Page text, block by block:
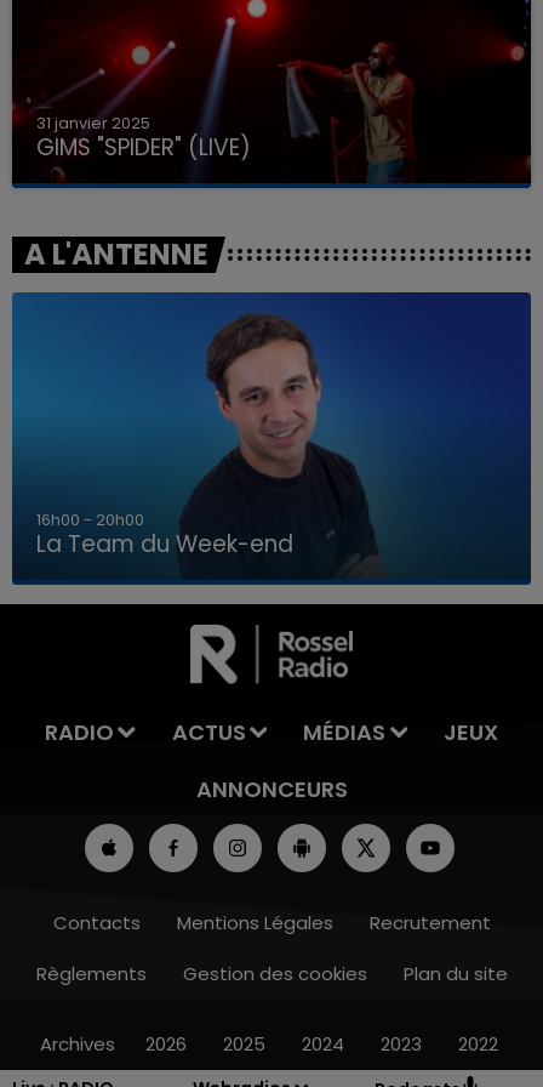
LA TEAM DU WEEK-END
31 janvier 2025
GIMS "SPIDER" (LIVE)
A L'ANTENNE
7h00 - 12h00
La Team du Week-end
RADIO ACTUS MÉDIAS
JEUX
ANNONCEURS
Contacts Mentions Légales
Recrutement
Règlements
Gestion des cookies Plan du site
Archives 2026 2025 2024 2023 2022